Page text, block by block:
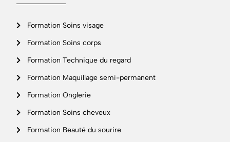
Formation Soins visage
Formation Soins corps
Formation Technique du regard
Formation Maquillage semi-permanent
Formation Onglerie
Formation Soins cheveux
Formation Beauté du sourire